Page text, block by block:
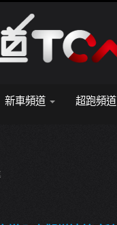
新車頻道 超跑頻道